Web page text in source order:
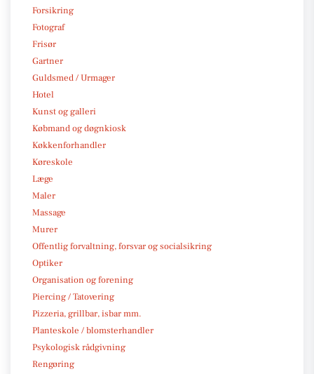
Forsikring
Fotograf
Frisør
Gartner
Guldsmed / Urmager
Hotel
Kunst og galleri
Købmand og døgnkiosk
Køkkenforhandler
Køreskole
Læge
Maler
Massage
Murer
Offentlig forvaltning, forsvar og socialsikring
Optiker
Organisation og forening
Piercing / Tatovering
Pizzeria, grillbar, isbar mm.
Planteskole / blomsterhandler
Psykologisk rådgivning
Rengøring